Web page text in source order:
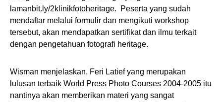
lamanbit.ly/2klinikfotoheritage. Peserta yang sudah
mendaftar melalui formulir dan mengikuti workshop
tersebut, akan mendapatkan sertifikat dan ilmu terkait
dengan pengetahuan fotografi heritage.
Wisman menjelaskan, Feri Latief yang merupakan
lulusan terbaik World Press Photo Courses 2004-2005 itu
nantinya akan memberikan materi yang sangat